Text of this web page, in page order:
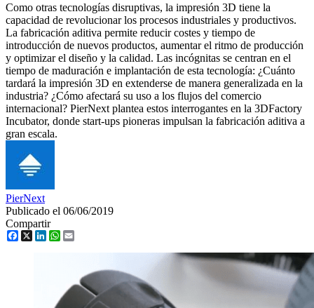
Como otras tecnologías disruptivas, la impresión 3D tiene la
capacidad de revolucionar los procesos industriales y productivos.
La fabricación aditiva permite reducir costes y tiempo de
introducción de nuevos productos, aumentar el ritmo de producción
y optimizar el diseño y la calidad. Las incógnitas se centran en el
tiempo de maduración e implantación de esta tecnología: ¿Cuánto
tardará la impresión 3D en extenderse de manera generalizada en la
industria? ¿Cómo afectará su uso a los flujos del comercio
internacional? PierNext plantea estos interrogantes en la 3DFactory
Incubator, donde start-ups pioneras impulsan la fabricación aditiva a
gran escala.
PierNext
Publicado el 06/06/2019
Compartir
Facebook
X LinkedInWhatsApp